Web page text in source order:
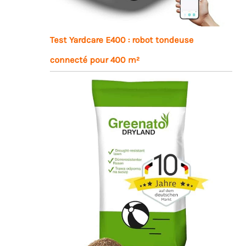
Test Yardcare E400 : robot tondeuse
connecté pour 400 m²